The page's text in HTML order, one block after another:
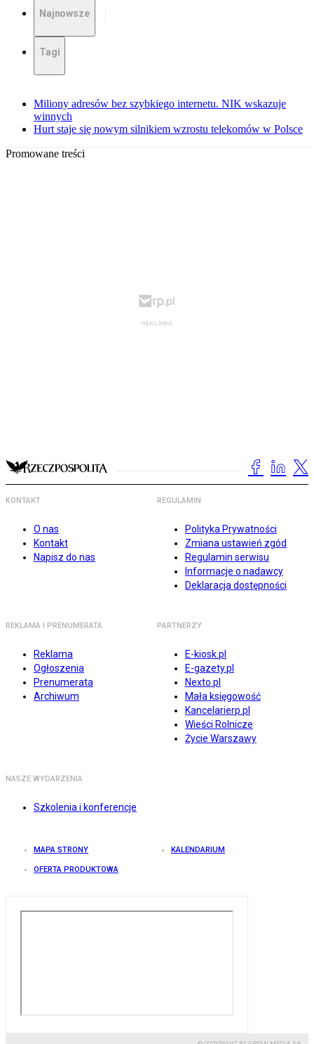
Najnowsze
Tagi
Miliony adresów bez szybkiego internetu. NIK wskazuje
winnych
Hurt staje się nowym silnikiem wzrostu telekomów w Polsce
Promowane treści
KONTAKT
O nas
Kontakt
Napisz do nas
REGULAMIN
Polityka Prywatności
Zmiana ustawień zgód
Regulamin serwisu
Informacje o nadawcy
Deklaracja dostępności
REKLAMA I PRENUMERATA
Reklama
Ogłoszenia
Prenumerata
Archiwum
PARTNERZY
E-kiosk.pl
E-gazety.pl
Nexto.pl
Mała księgowość
Kancelarierp.pl
Wieści Rolnicze
Życie Warszawy
NASZE WYDARZENIA
Szkolenia i konferencje
MAPA STRONY KALENDARIUM
OFERTA PRODUKTOWA